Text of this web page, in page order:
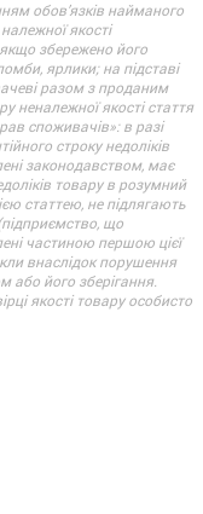
обов’язків найманого
якості
збережено його
ярлики; на підставі
разом з проданим
неналежної якості стаття
споживачів»: в разі
строку недоліків
законодавством, має
товару в розумний
статтею, не підлягають
що
частиною першою цієї
внаслідок порушення
його зберігання.
якості товару особисто